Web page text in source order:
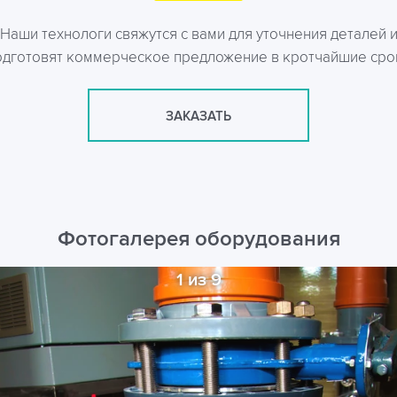
Наши технологи свяжутся с вами для уточнения деталей и
коммерческое предложение в кротчайшие
ЗАКАЗАТЬ
Фотогалерея оборудования
1 из 9